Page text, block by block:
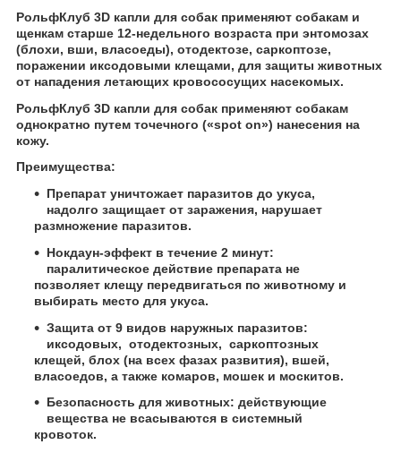
РольфКлуб 3D капли для собак применяют собакам и
щенкам старше 12-недельного возраста при энтомозах
(блохи, вши, власоеды), отодектозе, саркоптозе,
поражении иксодовыми клещами, для защиты животных
от нападения летающих кровососущих насекомых.
РольфКлуб 3D капли для собак применяют собакам
однократно путем точечного («spot on») нанесения на
кожу.
Преимущества:
Препарат уничтожает паразитов до укуса,
надолго защищает от заражения, нарушает
размножение паразитов.
Нокдаун-эффект в течение 2 минут:
паралитическое действие препарата не
позволяет клещу передвигаться по животному и
выбирать место для укуса.
Защита от 9 видов наружных паразитов:
иксодовых, отодектозных, саркоптозных
клещей, блох (на всех фазах развития), вшей,
власоедов, а также комаров, мошек и москитов.
Безопасность для животных: действующие
вещества не всасываются в системный
кровоток.